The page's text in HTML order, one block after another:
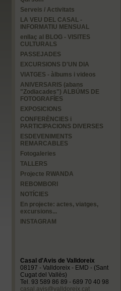
Serveis / Activitats
LA VEU DEL CASAL -
INFORMATIU MENSUAL
enllaç al BLOG - VISITES
CULTURALS
PASSEJADES
EXCURSIONS D'UN DIA
VIATGES - àlbums i videos
ANIVERSARIS (abans
"Zodiacades") ALBÚMS DE
FOTOGRAFÍES
EXPOSICIONS
CONFERÈNCIES i
PARTICIPACIONS DIVERSES
ESDEVENIMENTS
REMARCABLES
Fotogaleries
TALLERS
Projecte RWANDA
REBOMBORI
NOTÍCIES
En projecte: actes, viatges,
excursions...
INSTAGRAM
Casal d'Avis de Valldoreix
08197 - Valldoreix - EMD - (Sant
Cugat del Vallès)
Tel. 93 589 86 89 - 689 70 40 98
casal.avis@valldoreix.cat